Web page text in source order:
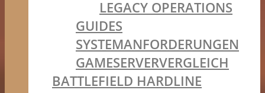
LEGACY OPERATIONS
GUIDES
SYSTEMANFORDERUNGEN
GAMESERVERVERGLEICH
BATTLEFIELD HARDLINE